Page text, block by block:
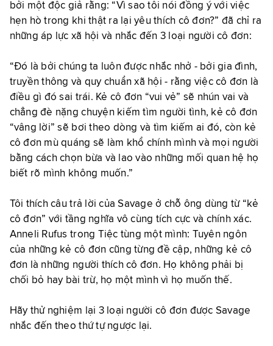
bởi một độc giả rằng: “Vì sao tôi nói đồng ý với việc
hẹn hò trong khi thật ra lại yêu thích cô đơn?” đã chỉ ra
những áp lực xã hội và nhắc đến 3 loại người cô đơn:
“Đó là bởi chúng ta luôn được nhắc nhở - bởi gia đình,
truyền thông và quy chuẩn xã hội - rằng việc cô đơn là
điều gì đó sai trái. Kẻ cô đơn “vui vẻ” sẽ nhún vai và
chẳng đè nặng chuyện kiếm tìm người tình, kẻ cô đơn
“vâng lời” sẽ bơi theo dòng và tìm kiếm ai đó, còn kẻ
cô đơn mù quáng sẽ làm khổ chính mình và mọi người
bằng cách chọn bừa và lao vào những mối quan hệ họ
biết rõ mình không muốn.”
Tôi thích câu trả lời của Savage ở chỗ ông dùng từ “kẻ
cô đơn” với tầng nghĩa vô cùng tích cực và chính xác.
Anneli Rufus trong Tiệc tùng một mình: Tuyên ngôn
của những kẻ cô đơn cũng từng đề cập, những kẻ cô
đơn là những người thích cô đơn. Họ không phải bị
chối bỏ hay bài trừ, họ một mình vì họ muốn thế.
Hãy thử nghiệm lại 3 loại người cô đơn được Savage
nhắc đến theo thứ tự ngược lại.